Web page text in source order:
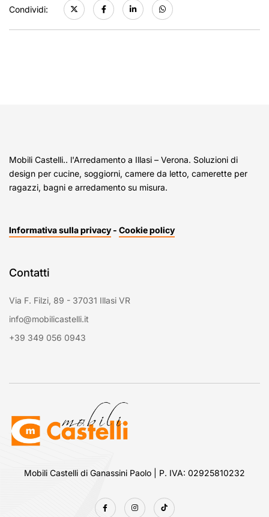
Condividi:
Mobili Castelli.. l'Arredamento a Illasi – Verona. Soluzioni di
design per cucine, soggiorni, camere da letto, camerette per
ragazzi, bagni e arredamento su misura.
Informativa sulla privacy- Cookie policy
Contatti
Via F. Filzi, 89 - 37031 Illasi VR
info@mobilicastelli.it
+39 349 056 0943
Mobili Castelli di Ganassini Paolo P. IVA: 02925810232